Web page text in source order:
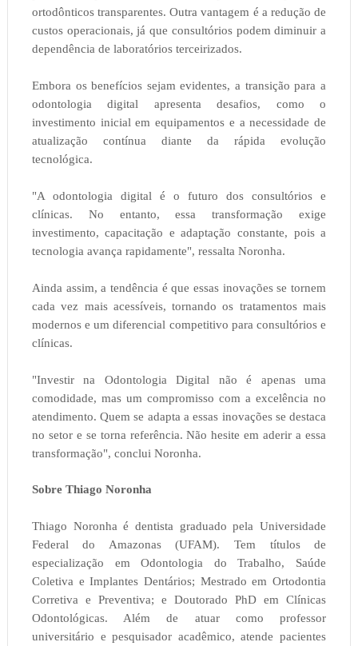
ortodônticos transparentes. Outra vantagem é a redução de
custos operacionais, já que consultórios podem diminuir a
dependência de laboratórios terceirizados.
Embora os benefícios sejam evidentes, a transição para a
odontologia digital apresenta desafios, como o
investimento inicial em equipamentos e a necessidade de
atualização contínua diante da rápida evolução
tecnológica.
"A odontologia digital é o futuro dos consultórios e
clínicas. No entanto, essa transformação exige
investimento, capacitação e adaptação constante, pois a
tecnologia avança rapidamente", ressalta Noronha.
Ainda assim, a tendência é que essas inovações se tornem
cada vez mais acessíveis, tornando os tratamentos mais
modernos e um diferencial competitivo para consultórios e
clínicas.
"Investir na Odontologia Digital não é apenas uma
comodidade, mas um compromisso com a excelência no
atendimento. Quem se adapta a essas inovações se destaca
no setor e se torna referência. Não hesite em aderir a essa
transformação", conclui Noronha.
Sobre Thiago Noronha
Thiago Noronha é dentista graduado pela Universidade
Federal do Amazonas (UFAM). Tem títulos de
especialização em Odontologia do Trabalho, Saúde
Coletiva e Implantes Dentários; Mestrado em Ortodontia
Corretiva e Preventiva; e Doutorado PhD em Clínicas
Odontológicas. Além de atuar como professor
universitário e pesquisador acadêmico, atende pacientes